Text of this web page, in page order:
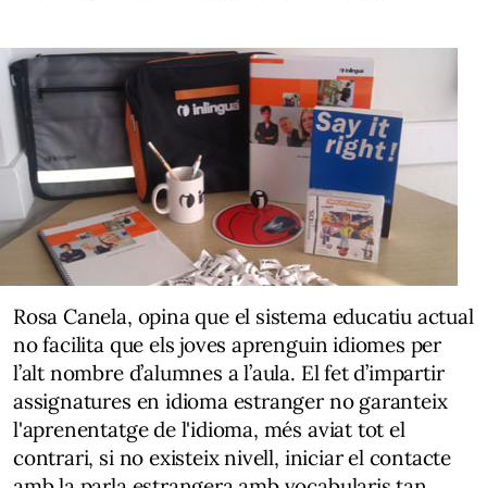
Rosa Canela, opina que el sistema educatiu actual
no facilita que els joves aprenguin idiomes per
l’alt nombre d’alumnes a l’aula. El fet d’impartir
assignatures en idioma estranger no garanteix
l'aprenentatge de l'idioma, més aviat tot el
contrari, si no existeix nivell, iniciar el contacte